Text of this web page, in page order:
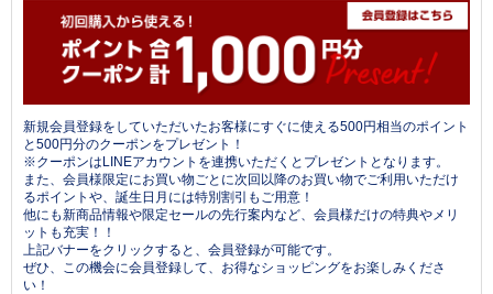
新規会員登録をしていただいたお客様にすぐに使える500円相当のポイント
と500円分のクーポンをプレゼント！
※クーポンはLINEアカウントを連携いただくとプレゼントとなります。
また、会員様限定にお買い物ごとに次回以降のお買い物でご利用いただけ
るポイントや、誕生日月には特別割引もご用意！
他にも新商品情報や限定セールの先行案内など、会員様だけの特典やメリ
ットも充実！！
上記バナーをクリックすると、会員登録が可能です。
ぜひ、この機会に会員登録して、お得なショッピングをお楽しみくださ
い！